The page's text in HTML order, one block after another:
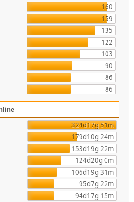
160
159
135
122
103
90
86
86
324d17g 51m
179d10g 24m
153d19g 22m
124d20g 0m
106d19g 31m
95d7g 22m
94d17g 15m